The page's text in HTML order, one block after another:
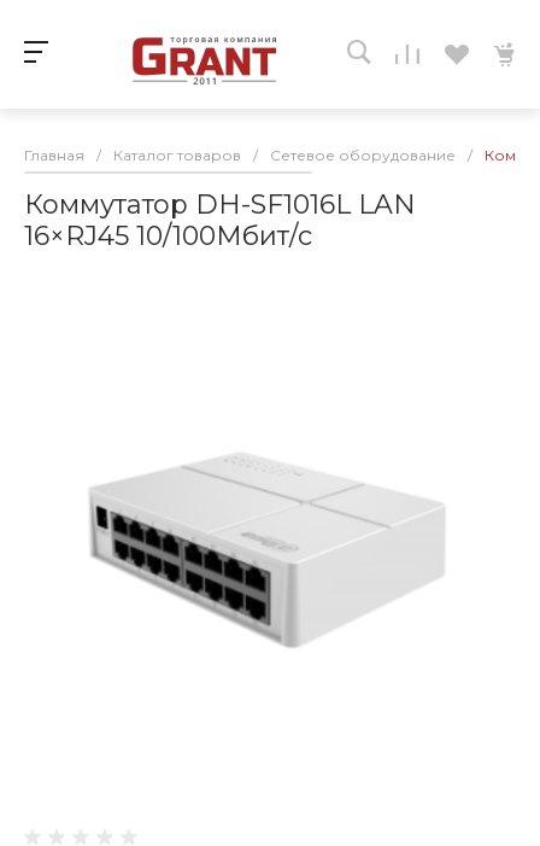
Главная / Каталог товаров / Сетевое оборудование /
Коммутатор DH-SF1016L LAN
16×RJ45 10/100Мбит/с